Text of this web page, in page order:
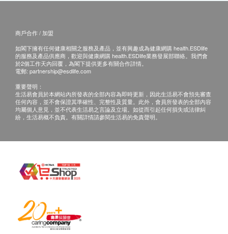
商戶合作 / 加盟
如閣下擁有任何健康相關之服務及產品，並有興趣成為健康網購 health.ESDlife
的服務及產品供應商，歡迎與健康網購 health.ESDlife業務發展部聯絡。我們會
於2個工作天內回覆，為閣下提供更多有關合作詳情。
電郵: partnership@esdlife.com
重要聲明：
生活易會員於本網站內所發表的全部內容為即時更新，因此生活易不會預先審查
任何內容，並不會保證其準確性、完整性及質量。此外，會員所發表的全部內容
均屬個人意見，並不代表生活易之言論及立場。如從而引起任何損失或法律糾
紛，生活易概不負責。有關詳情請參閱生活易的免責聲明。